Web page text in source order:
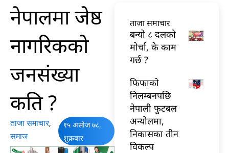
नेपालमा जेष्ठ
नागरिकको
जनसंख्या
कति ?
ताजा समाचार,
समाज
१५ असोज ७८,
शुक्रबार
ताजा समाचार
बन्यो ८ दलको
मोर्चा, के काम
गर्छ ?
फिफाको
निलम्बनपछि
नेपाली फुटबल
अन्योलमा,
निकासका तीन
विकल्प